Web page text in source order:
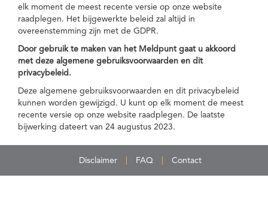
elk moment de meest recente versie op onze website
raadplegen. Het bijgewerkte beleid zal altijd in
overeenstemming zijn met de GDPR.
Door gebruik te maken van het Meldpunt gaat u akkoord
met deze algemene gebruiksvoorwaarden en dit
privacybeleid.
Deze algemene gebruiksvoorwaarden en dit privacybeleid
kunnen worden gewijzigd. U kunt op elk moment de meest
recente versie op onze website raadplegen. De laatste
bijwerking dateert van 24 augustus 2023.
Disclaimer FAQ Contact